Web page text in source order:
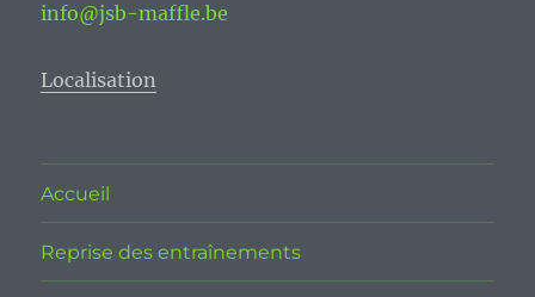
info@jsb-maffle.be
Localisation
Accueil
Reprise des entraînements